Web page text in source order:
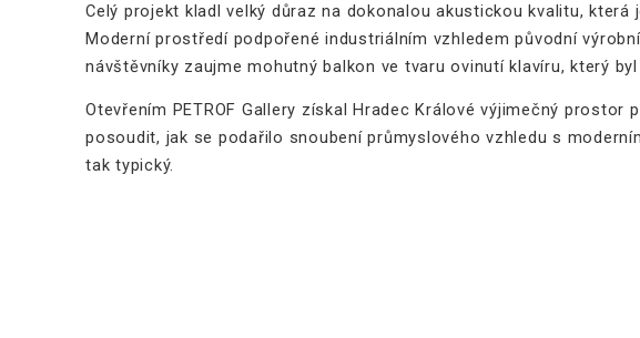
Celý projekt kladl velký důraz na dokonalou akustickou kvalitu,
Moderní prostředí podpořené industriálním vzhledem původní
návštěvníky zaujme mohutný balkon ve tvaru ovinutí klavíru, který byl
Otevřením PETROF Gallery získal Hradec Králové výjimečný
posoudit, jak se podařilo snoubení průmyslového vzhledu s
tak typický.